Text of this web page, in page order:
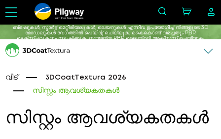
with love from Ukraine
ബ്രഷുകൾ, സ്മാർട്ട് മെറ്റീരിയലുകൾ, ലെയറുകൾ എന്നിവ ഉപയോഗിച്ച് നിങ്ങളുടെ 3D
മോഡലുകൾ വേഗത്തിൽ പെയിന്റ് ചെയ്യുക, കൈകൊണ്ട് വരച്ചതും PBR
ടെക്സ്ചറുകളും സൃഷ്ടിക്കുക, സൗജന്യ PBR ലൈബ്രറി ആക്സസ് ചെയ്യുക,
വീട്
3DCoatTextura 2026
സിസ്റ്റം ആവശ്യകതകൾ
സിസ്റ്റം ആവശ്യകതകൾ